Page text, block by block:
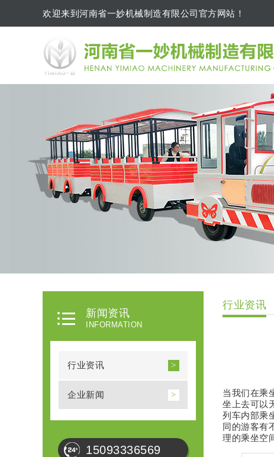
欢迎来到河南省一妙机械制造有限公司官方网站！
新闻资讯
INFORMATION
行业资讯
企业新闻
15093336569
行业资讯
当我们在乘
坐上去可以
列车内部乘
同的游客有
理的乘坐空